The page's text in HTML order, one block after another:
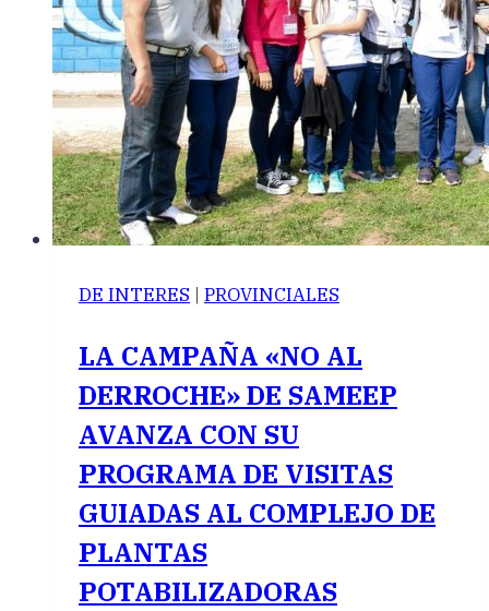
DE INTERES | PROVINCIALES
LA CAMPAÑA «NO AL
DERROCHE» DE SAMEEP
AVANZA CON SU
PROGRAMA DE VISITAS
GUIADAS AL COMPLEJO DE
PLANTAS
POTABILIZADORAS